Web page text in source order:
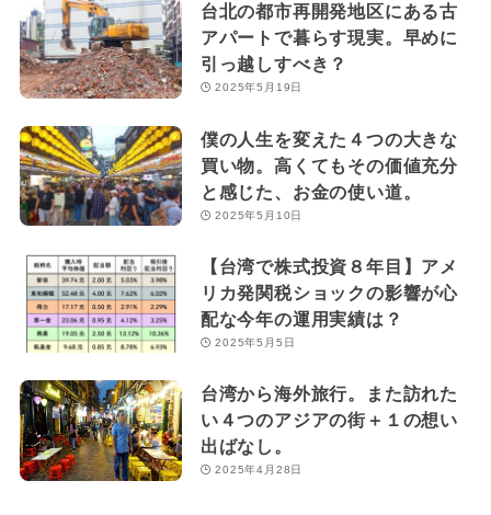
台北の都市再開発地区にある古
アパートで暮らす現実。早めに
引っ越しすべき？
2025年5月19日
僕の人生を変えた４つの大きな
買い物。高くてもその価値充分
と感じた、お金の使い道。
2025年5月10日
【台湾で株式投資８年目】アメ
リカ発関税ショックの影響が心
配な今年の運用実績は？
2025年5月5日
台湾から海外旅行。また訪れた
い４つのアジアの街＋１の想い
出ばなし。
2025年4月28日